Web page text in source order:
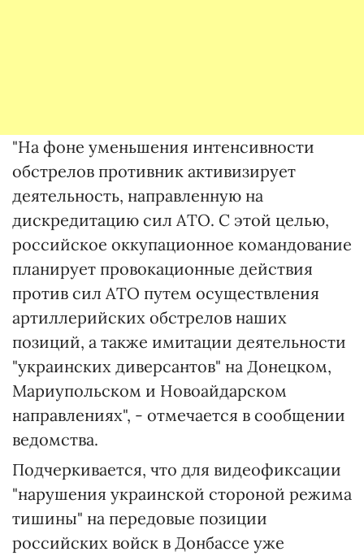
"На фоне уменьшения интенсивности
обстрелов противник активизирует
деятельность, направленную на
дискредитацию сил АТО. С этой целью,
российское оккупационное командование
планирует провокационные действия
против сил АТО путем осуществления
артиллерийских обстрелов наших
позиций, а также имитации деятельности
"украинских диверсантов" на Донецком,
Мариупольском и Новоайдарском
направлениях", - отмечается в сообщении
ведомства.
Подчеркивается, что для видеофиксации
"нарушения украинской стороной режима
тишины" на передовые позиции
российских войск в Донбассе уже